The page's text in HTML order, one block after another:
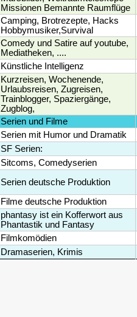
Missionen Bemannte Raumflüge
Camping, Brotrezepte, Hacks
Hobbymusiker,Survival
Comedy und Satire auf youtube,
Mediatheken, ....
Künstliche Intelligenz
Kurzreisen, Wochenende,
Urlaubsreisen, Zugreisen,
Trainblogger, Spaziergänge,
Zugblog,
Serien und Filme
Serien mit Humor und Dramatik
SF Serien:
Sitcoms, Comedyserien
Serien deutsche Produktion
Filme deutsche Produktion
phantasy ist ein Kofferwort aus
Phantastik und Fantasy
Filmkomödien
Dramaserien, Krimis